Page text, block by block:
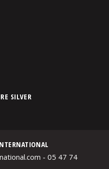
SILVER
- 05 47 74